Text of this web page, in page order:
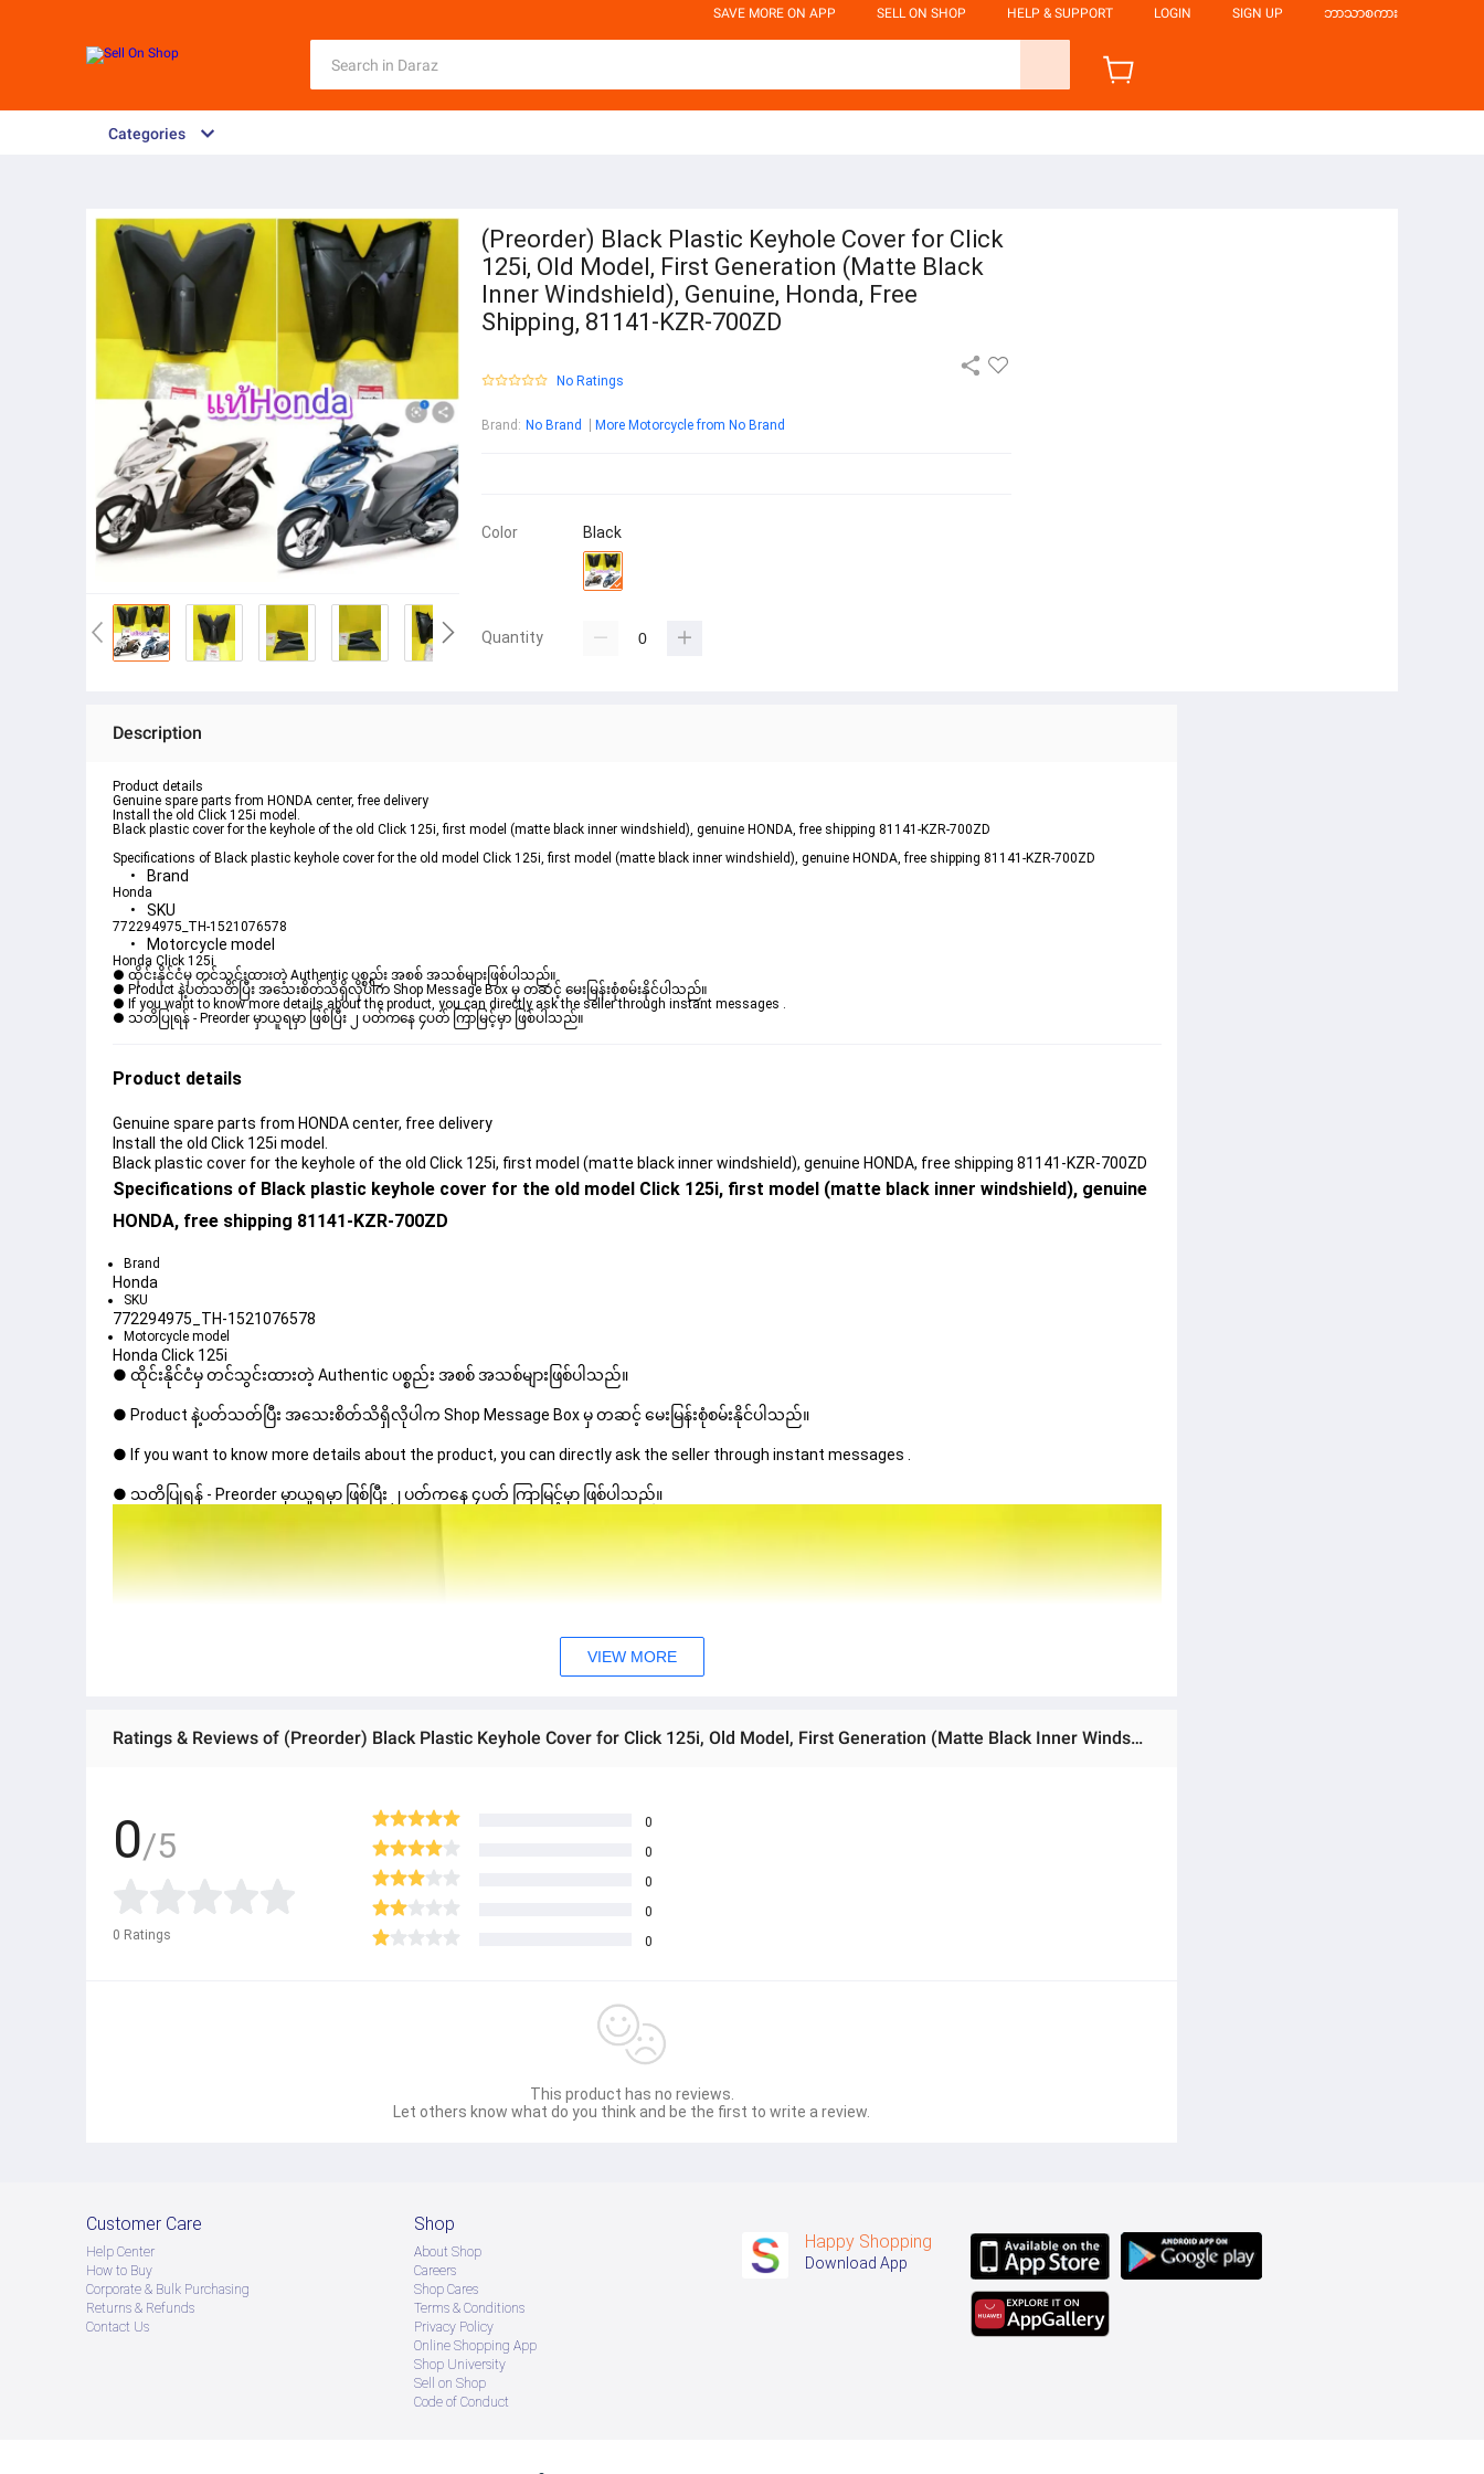
SAVE MORE ON APP SELL ON SHOP HELP & SUPPORT LOGIN SIGN UP ဘာသာစကား
Categories
(Preorder) Black Plastic Keyhole Cover for Click
125i, Old Model, First Generation (Matte Black
Inner Windshield), Genuine, Honda, Free
Shipping, 81141-KZR-700ZD
No Ratings
Brand : No Brand More Motorcycle from No Brand
Color Black
Quantity
Description
Product details
Genuine spare parts from HONDA center, free delivery
Install the old Click 125i model.
Black plastic cover for the keyhole of the old Click 125i, first model (matte black inner windshield), genuine HONDA, free shipping 81141-KZR-700ZD
Specifications of Black plastic keyhole cover for the old model Click 125i, first model (matte black inner windshield), genuine HONDA, free shipping 81141-KZR-700ZD
Brand
Honda
SKU
772294975_TH-1521076578
Motorcycle model
Honda Click 125i
● ထိုင်းနိုင်ငံမှ တင်သွင်းထားတဲ့ Authentic ပစ္စည်း အစစ် အသစ်များဖြစ်ပါသည်။
● Product နဲ့ပတ်သတ်ပြီး အသေးစိတ်သိရှိလိုပါက Shop Message Box မှ တဆင့် မေးမြန်းစုံစမ်းနိုင်ပါသည်။
● If you want to know more details about the product, you can directly ask the seller through instant messages .
● သတိပြုရန် - Preorder မှာယူရမှာ ဖြစ်ပြီး ၂ ပတ်ကနေ ၄ပတ် ကြာမြင့်မှာ ဖြစ်ပါသည်။
Product details
Genuine spare parts from HONDA center, free delivery
Install the old Click 125i model.
Black plastic cover for the keyhole of the old Click 125i, first model (matte black inner windshield), genuine HONDA, free shipping 81141-KZR-700ZD
Specifications of Black plastic keyhole cover for the old model Click 125i, first model (matte black inner windshield), genuine
HONDA, free shipping 81141-KZR-700ZD
Brand
Honda
SKU
772294975_TH-1521076578
Motorcycle model
Honda Click 125i
● ထိုင်းနိုင်ငံမှ တင်သွင်းထားတဲ့ Authentic ပစ္စည်း အစစ် အသစ်များဖြစ်ပါသည်။
● Product နဲ့ပတ်သတ်ပြီး အသေးစိတ်သိရှိလိုပါက Shop Message Box မှ တဆင့် မေးမြန်းစုံစမ်းနိုင်ပါသည်။
● If you want to know more details about the product, you can directly ask the seller through instant messages .
● သတိပြုရန် - Preorder မှာယူရမှာ ဖြစ်ပြီး ၂ ပတ်ကနေ ၄ပတ် ကြာမြင့်မှာ ဖြစ်ပါသည်။
VIEW MORE
Ratings & Reviews of (Preorder) Black Plastic Keyhole Cover for Click 125i, Old Model, First Generation (Matte Black Inner Windshield), Genuine, Honda, Free Shipping, 81141-KZR-700ZD
0/5
0 Ratings
0
0
0
0
0
This product has no reviews.
Let others know what do you think and be the first to write a review.
Customer Care
Help Center
How to Buy
Corporate & Bulk Purchasing
Returns & Refunds
Contact Us
Shop
About Shop
Careers
Shop Cares
Terms & Conditions
Privacy Policy
Online Shopping App
Shop University
Sell on Shop
Code of Conduct
Happy Shopping
Download App